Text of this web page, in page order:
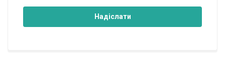
Надіслати